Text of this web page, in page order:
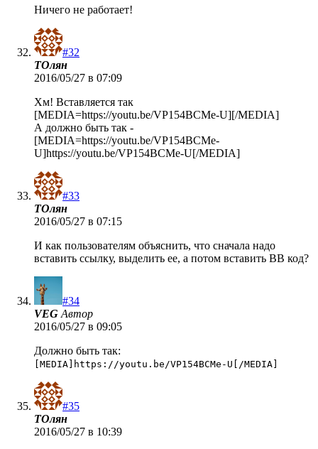
Ничего не работает!
#32
ТОлян
2016/05/27 в 07:09
Хм! Вставляется так
[MEDIA=https://youtu.be/VP154BCMe-U][/MEDIA]
А должно быть так -
[MEDIA=https://youtu.be/VP154BCMe-
U]https://youtu.be/VP154BCMe-U[/MEDIA]
#33
ТОлян
2016/05/27 в 07:15
И как пользователям объяснить, что сначала надо
вставить ссылку, выделить ее, а потом вставить ВВ код?
#34
VEG Автор
2016/05/27 в 09:05
Должно быть так:
[MEDIA]https://youtu.be/VP154BCMe-U[/MEDIA]
#35
ТОлян
2016/05/27 в 10:39